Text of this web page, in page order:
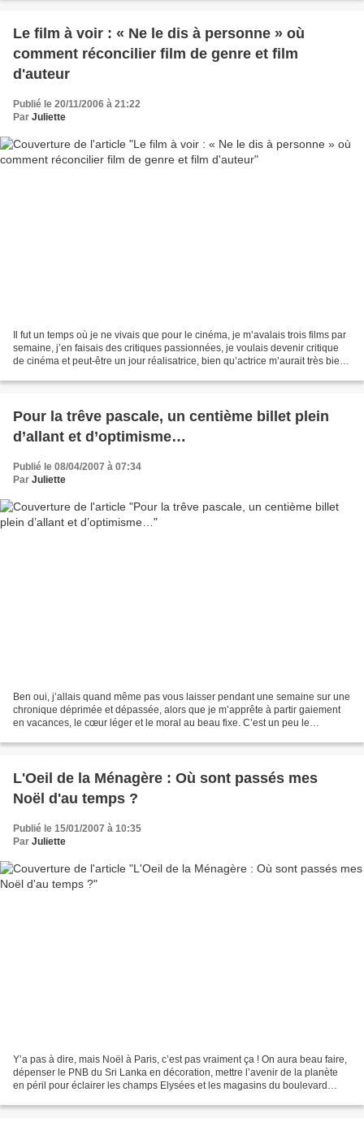
Le film à voir : « Ne le dis à personne » où
comment réconcilier film de genre et film
d'auteur
Publié le 20/11/2006 à 21:22
Par Juliette
Il fut un temps où je ne vivais que pour le cinéma, je m’avalais trois films par
semaine, j’en faisais des critiques passionnées, je voulais devenir critique
de cinéma et peut-être un jour réalisatrice, bien qu’actrice m’aurait très bien
Pour la trêve pascale, un centième billet plein
d’allant et d’optimisme…
Publié le 08/04/2007 à 07:34
Par Juliette
Ben oui, j’allais quand même pas vous laisser pendant une semaine sur une
chronique déprimée et dépassée, alors que je m’apprête à partir gaiement
en vacances, le cœur léger et le moral au beau fixe. C’est un peu le
L'Oeil de la Ménagère : Où sont passés mes
Noël d'au temps ?
Publié le 15/01/2007 à 10:35
Par Juliette
Y’a pas à dire, mais Noël à Paris, c’est pas vraiment ça ! On aura beau faire,
dépenser le PNB du Sri Lanka en décoration, mettre l’avenir de la planète
en péril pour éclairer les champs Elysées et les magasins du boulevard